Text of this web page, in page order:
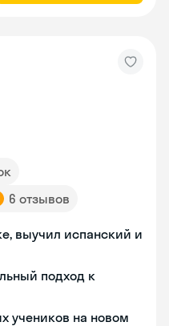
6 отзывов
выучил испанский и
подход к
учеников на новом